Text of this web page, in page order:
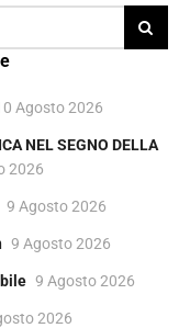
Agosto 2026
NEL SEGNO DELLA
2026
9 Agosto 2026
9 Agosto 2026
9 Agosto 2026
2026